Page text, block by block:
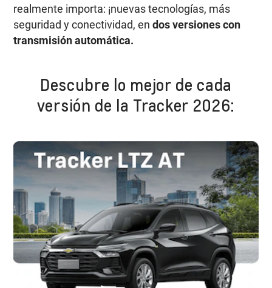
realmente importa: ¡nuevas tecnologías, más
seguridad y conectividad, endos versiones con
transmisión automática.
Descubre lo mejor de cada
versión de la Tracker 2026: